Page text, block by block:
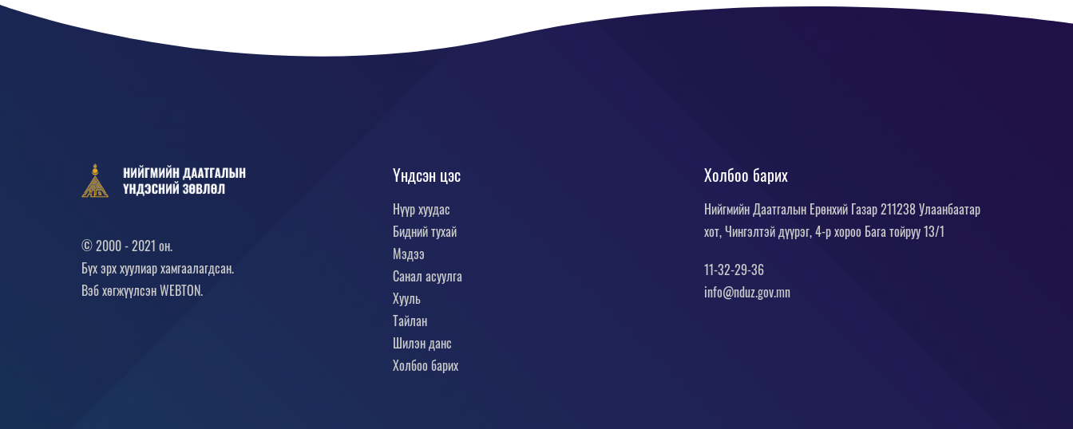
© 2000 - 2021 он.
Бүх эрх хуулиар хамгаалагдсан.
Вэб хөгжүүлсэнWEBTON.
Үндсэн цэс
Нүүр хуудас
Бидний тухай
Мэдээ
Санал асуулга
Хууль
Тайлан
Шилэн данс
Холбоо барих
Холбоо барих
Нийгмийн Даатгалын Ерөнхий Газар 211238 Улаанбаатар
хот, Чингэлтэй дүүрэг, 4-р хороо Бага тойруу 13/1
11-32-29-36
info@nduz.gov.mn